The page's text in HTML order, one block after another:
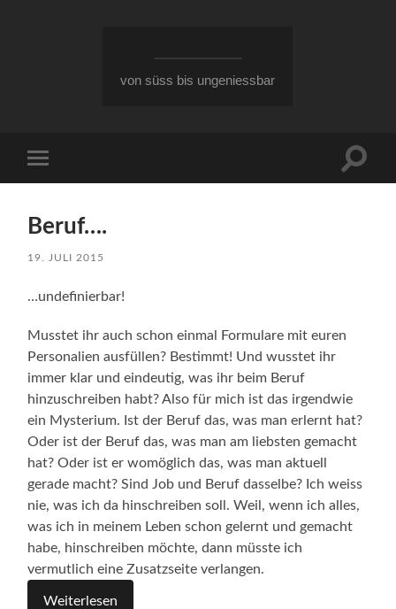
von süss bis ungeniessbar
Menü
Beruf….
19. JULI 2015
…undefinierbar!
Musstet ihr auch schon einmal Formulare mit euren
Personalien ausfüllen? Bestimmt! Und wusstet ihr
immer klar und eindeutig, was ihr beim Beruf
hinzuschreiben habt? Also für mich ist das irgendwie
ein Mysterium. Ist der Beruf das, was man erlernt hat?
Oder ist der Beruf das, was man am liebsten gemacht
hat? Oder ist er womöglich das, was man aktuell
gerade macht? Sind Job und Beruf dasselbe? Ich weiss
nie, was ich da hinschreiben soll. Weil, wenn ich alles,
was ich in meinem Leben schon gelernt und gemacht
habe, hinschreiben möchte, dann müsste ich
vermutlich eine Zusatzseite verlangen.
Weiterlesen